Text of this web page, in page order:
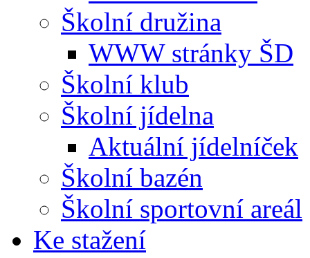
Školní družina
WWW stránky ŠD
Školní klub
Školní jídelna
Aktuální jídelníček
Školní bazén
Školní sportovní areál
Ke stažení